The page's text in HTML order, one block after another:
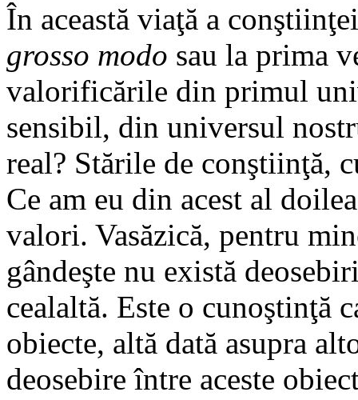
În această viaţă a
grosso modo sau la prima
valorificările din primul
sensibil, din universul
real? Stările de conştiinţă,
Ce am eu din acest al doilea
valori. Vasăzică, pentru
gândeşte nu există
cealaltă. Este o cunoştinţă
obiecte, altă dată asupra
deosebire între aceste